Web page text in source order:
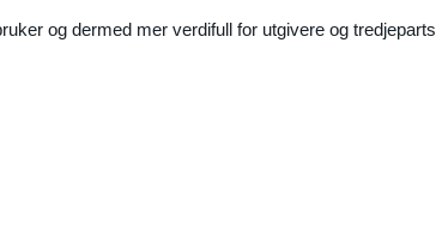
og dermed mer verdifull for utgivere og tredjeparts